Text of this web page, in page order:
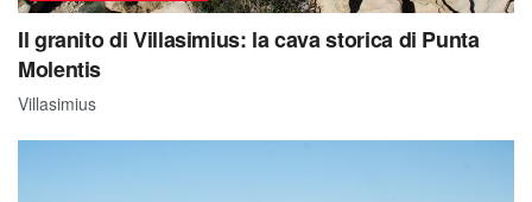
Il granito di Villasimius: la cava storica di Punta
Molentis
Villasimius